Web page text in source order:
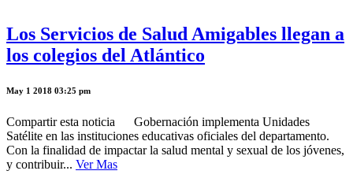
Los Servicios de Salud Amigables llegan a
los colegios del Atlántico
May 1 2018 03:25 pm
Compartir esta noticia Gobernación implementa Unidades
Satélite en las instituciones educativas oficiales del departamento.
Con la finalidad de impactar la salud mental y sexual de los jóvenes,
y contribuir... Ver Mas